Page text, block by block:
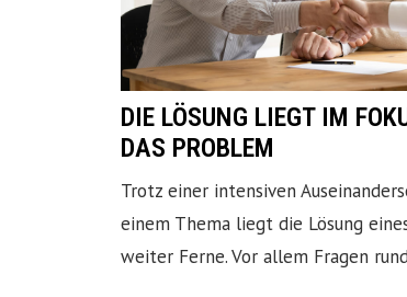
DIE LÖSUNG LIEGT IM
DAS PROBLEM
Trotz einer intensiven
einem Thema liegt die Lösung
weiter Ferne. Vor allem Fragen